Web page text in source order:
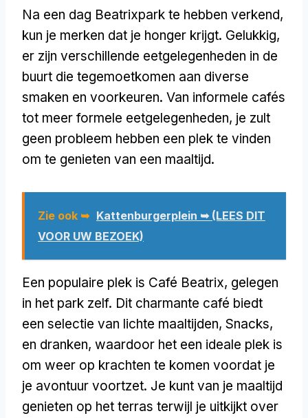
Na een dag Beatrixpark te hebben verkend,
kun je merken dat je honger krijgt. Gelukkig,
er zijn verschillende eetgelegenheden in de
buurt die tegemoetkomen aan diverse
smaken en voorkeuren. Van informele cafés
tot meer formele eetgelegenheden, je zult
geen probleem hebben een plek te vinden
om te genieten van een maaltijd.
Zie ook ➥ Kattenburgerplein ➥ (LEES DIT
VOOR UW BEZOEK)
Een populaire plek is Café Beatrix, gelegen
in het park zelf. Dit charmante café biedt
een selectie van lichte maaltijden, Snacks,
en dranken, waardoor het een ideale plek is
om weer op krachten te komen voordat je
je avontuur voortzet. Je kunt van je maaltijd
genieten op het terras terwijl je uitkijkt over